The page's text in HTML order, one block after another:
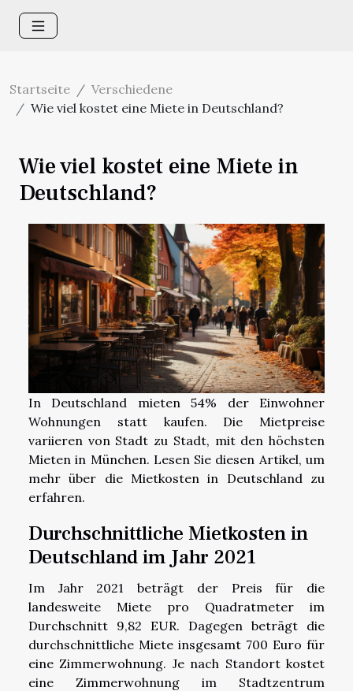
Startseite
Verschiedene
Wie viel kostet eine Miete in Deutschland?
Wie viel kostet eine Miete in
Deutschland?
In Deutschland mieten 54% der Einwohner
Wohnungen statt kaufen. Die Mietpreise
variieren von Stadt zu Stadt, mit den höchsten
Mieten in München. Lesen Sie diesen Artikel, um
mehr über die Mietkosten in Deutschland zu
erfahren.
Durchschnittliche Mietkosten in
Deutschland im Jahr 2021
Im Jahr 2021 beträgt der Preis für die
landesweite Miete pro Quadratmeter im
Durchschnitt 9,82 EUR. Dagegen beträgt die
durchschnittliche Miete insgesamt 700 Euro für
eine Zimmerwohnung. Je nach Standort kostet
eine Zimmerwohnung im Stadtzentrum